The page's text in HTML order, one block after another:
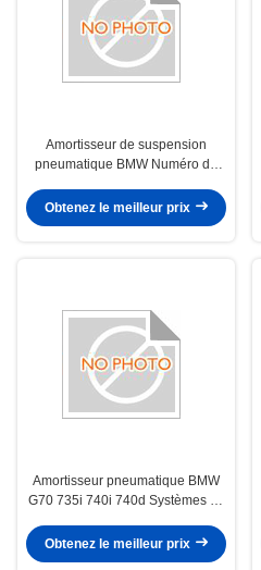
Amortisseur de suspension
pneumatique BMW Numéro de
pneumatique 37106778800
Compatible avec les véhicules
Obtenez le meilleur prix
Amortisseur pneumatique BMW
G70 735i 740i 740d Systèmes de
Compatible avec les années
2019 2022 Amortisseur
Obtenez le meilleur prix